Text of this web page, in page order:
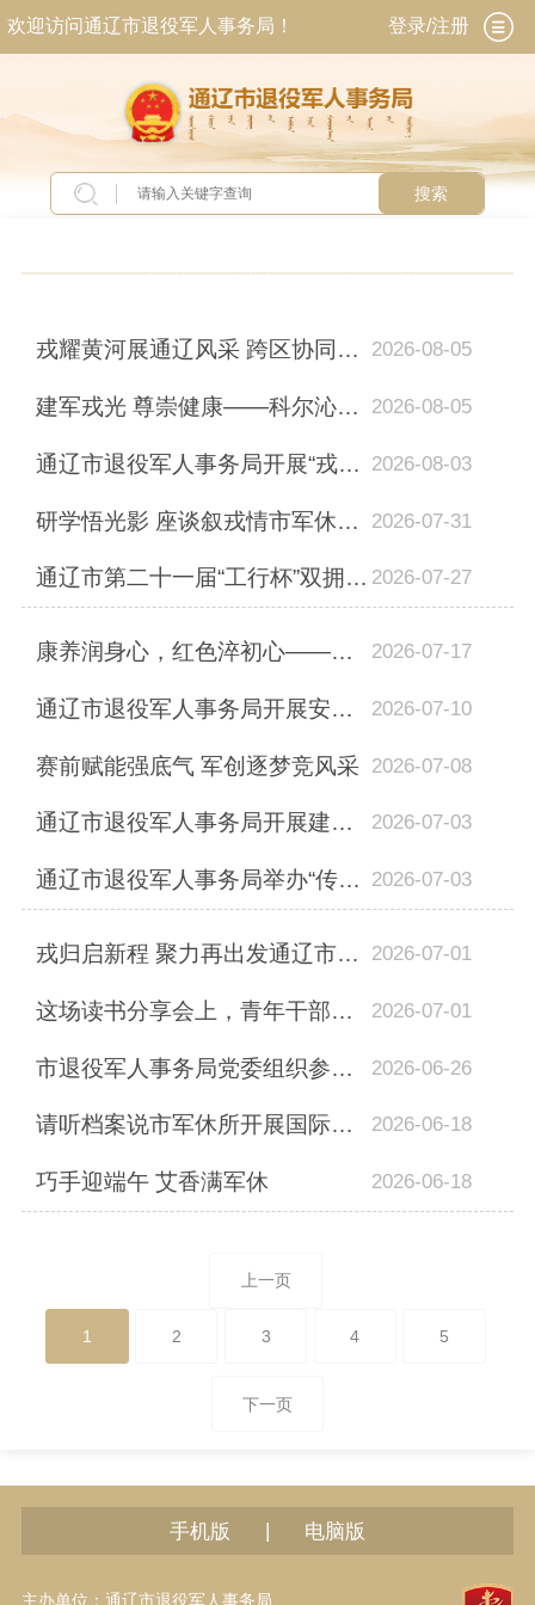
欢迎访问通辽市退役军人事务局！ 登录/注册
搜索
当前位置：首页>新闻中心>工作动态
戎耀黄河展通辽风采 跨区协同助老兵逐梦 2026-08-05
建军戎光 尊崇健康——科尔沁区第四人民医院为部分优抚对象免费体检 2026-08-05
通辽市退役军人事务局开展“戎光关爱·尊崇相伴”八一走访慰问活动 2026-08-03
研学悟光影 座谈叙戎情市军休所开展庆“八一”系列活动 2026-07-31
通辽市第二十一届“工行杯”双拥篮球赛圆满落幕 2026-07-27
康养润身心，红色淬初心——市军休所圆满完成2026年度军休干部健康疗养活动 2026-07-17
通辽市退役军人事务局开展安全生产工作检查 2026-07-10
赛前赋能强底气 军创逐梦竞风采 2026-07-08
通辽市退役军人事务局开展建党105周年走访慰问烈士遗属活动 2026-07-03
通辽市退役军人事务局举办“传承红色基因，赓续红色血脉”庆祝中国共产党成立105周... 2026-07-03
戎归启新程 聚力再出发通辽市举行2026年度安排工作退役士兵欢迎仪式暨适应性培训班... 2026-07-01
这场读书分享会上，青年干部们“自找苦吃” 2026-07-01
市退役军人事务局党委组织参观政绩观偏差行为警示教育展览 2026-06-26
请听档案说市军休所开展国际档案日系列活动 2026-06-18
巧手迎端午 艾香满军休 2026-06-18
上一页
1 2 3 4 5
下一页
手机版 | 电脑版
主办单位：通辽市退役军人事务局